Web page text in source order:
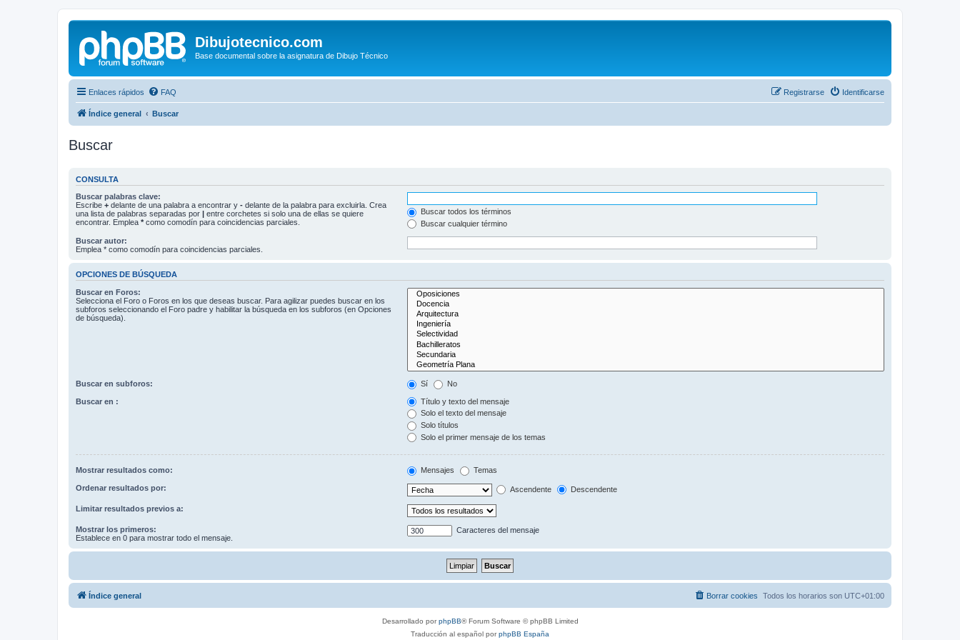
Dibujotecnico.com
Base documental sobre la asignatura de Dibujo Técnico
Enlaces rápidos FAQ Identificarse
Registrarse
Índice general Buscar
Buscar
CONSULTA
Buscar palabras clave:
Escribe + delante de una palabra a encontrar y - delante de la palabra para excluirla. Crea
una lista de palabras separadas por | entre corchetes si solo una de ellas se quiere
encontrar. Emplea * como comodín para coincidencias parciales.
Buscar todos los términos
Buscar cualquier término
Buscar autor:
Emplea * como comodín para coincidencias parciales.
OPCIONES DE BÚSQUEDA
Buscar en Foros:
Selecciona el Foro o Foros en los que deseas buscar. Para agilizar puedes buscar en los
subforos seleccionando el Foro padre y habilitar la búsqueda en los subforos (en Opciones
de búsqueda).
Buscar en subforos: Sí No
Buscar en :
Título y texto del mensaje
Solo el texto del mensaje
Solo títulos
Solo el primer mensaje de los temas
Mostrar resultados como: Mensajes Temas
Ordenar resultados por: Ascendente Descendente
Limitar resultados previos a:
Mostrar los primeros:
Establece en 0 para mostrar todo el mensaje.
Caracteres del mensaje
Índice general Todos los horarios son UTC+01:00
Borrar cookies
Desarrollado porphpBB® Forum Software © phpBB Limited
Traducción al español porphpBB España